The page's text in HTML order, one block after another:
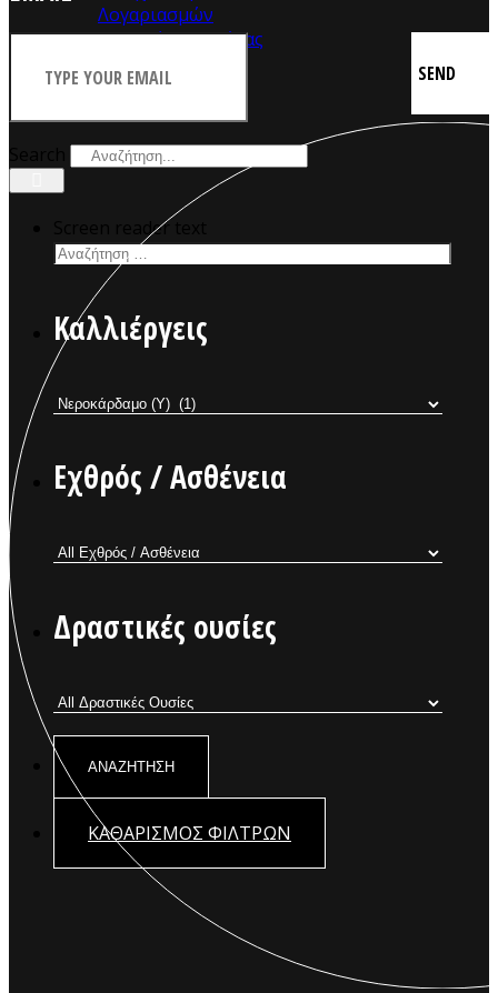
Λογαριασμών
Ευκαιρίες Καριέρας
GR
Screen reader text
Καλλιέργεις
Εχθρός / Ασθένεια
Δραστικές ουσίες
ΚΑΘΑΡΙΣΜΟΣ ΦΙΛΤΡΩΝ